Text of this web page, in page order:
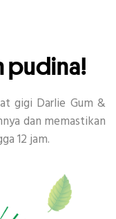
pudina!
gigi Darlie Gum &
dan memastikan
12 jam.